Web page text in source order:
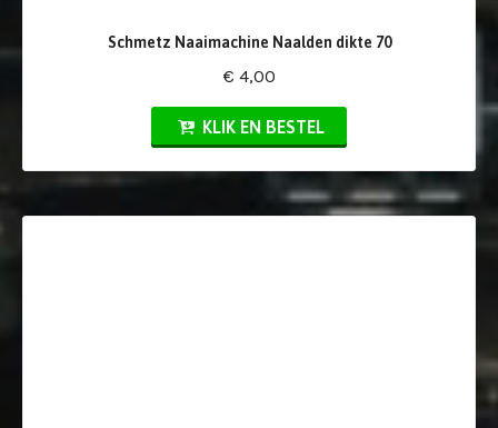
Schmetz Naaimachine Naalden dikte 70
€ 4,00
KLIK EN BESTEL